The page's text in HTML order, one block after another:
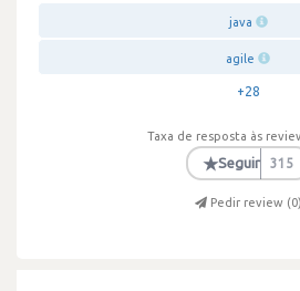
java
agile
+28
Taxa de resposta às
★Seguir 315
Pedir review (0)